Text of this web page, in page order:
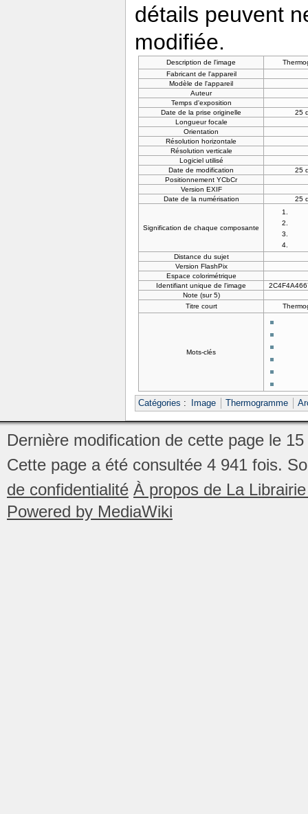
détails peuvent
modifiée.
Description de l'image
Fabricant de l'appareil
Modèle de l'appareil
Auteur
Temps d'exposition
Date de la prise originelle
25
Longueur focale
Orientation
Résolution horizontale
Résolution verticale
Logiciel utilisé
Date de modification
25
Positionnement YCbCr
Version EXIF
Date de la numérisation
25
Signification de chaque composante
Distance du sujet
Version FlashPix
Espace colorimétrique
Identifiant unique de l'image
Note (sur 5)
Titre court
Mots-clés
Catégories : Image Thermogramme
Dernière modification de cette page le
Cette page a été consultée 4 941 fois.
de confidentialité À propos de La
Powered by MediaWiki